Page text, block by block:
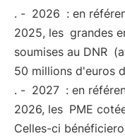
. - 2026 : en
2025, les grandes
soumises au DNR
50 millions d'euros
. - 2027 : en
2026, les PME
Celles-ci